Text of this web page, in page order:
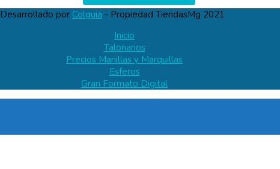
Desarrollado por Colguia - Propiedad TiendasMg 2021
Inicio
Talonarios
Precios Manillas y Marquillas
Esferos
Gran Formato Digital